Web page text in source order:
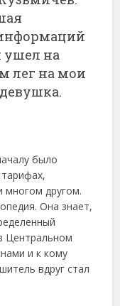
ушел на
лег на мои
было
многом другом.
Она знает,
Центральном
и к кому
вдруг стал